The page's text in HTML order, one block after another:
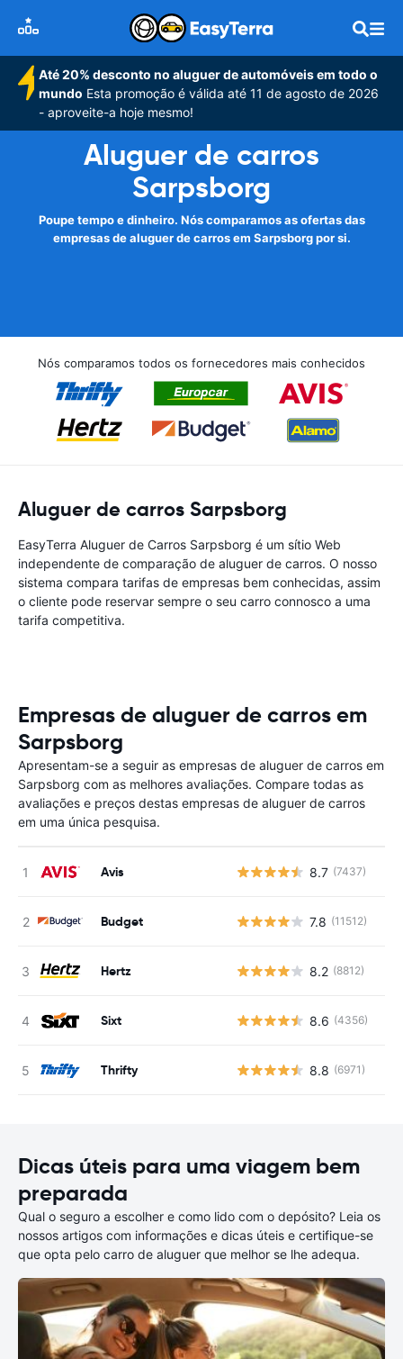
Até 20% desconto no aluguer de automóveis em todo o
mundo Esta promoção é válida até 11 de agosto de 2026
- aproveite-a hoje mesmo!
Aluguer de carros
Sarpsborg
Poupe tempo e dinheiro. Nós comparamos as ofertas das
empresas de aluguer de carros em Sarpsborg por si.
Nós comparamos todos os fornecedores mais conhecidos
Aluguer de carros Sarpsborg
EasyTerra Aluguer de Carros Sarpsborg é um sítio Web
independente de comparação de aluguer de carros. O nosso
sistema compara tarifas de empresas bem conhecidas, assim
o cliente pode reservar sempre o seu carro connosco a uma
tarifa competitiva.
Empresas de aluguer de carros em
Sarpsborg
Apresentam-se a seguir as empresas de aluguer de carros em
Sarpsborg com as melhores avaliações. Compare todas as
avaliações e preços destas empresas de aluguer de carros
em uma única pesquisa.
Avis 8.7 (7437)
Budget 7.8 (11512)
Hertz 8.2 (8812)
Sixt 8.6 (4356)
Thrifty 8.8 (6971)
Dicas úteis para uma viagem bem
preparada
Qual o seguro a escolher e como lido com o depósito? Leia os
nossos artigos com informações e dicas úteis e certifique-se
que opta pelo carro de aluguer que melhor se lhe adequa.